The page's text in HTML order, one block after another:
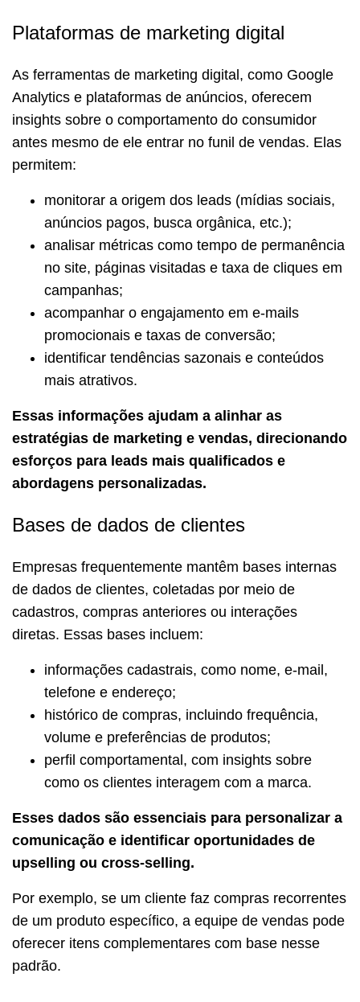
Plataformas de marketing digital
As ferramentas de marketing digital, como Google
Analytics e plataformas de anúncios, oferecem
insights sobre o comportamento do consumidor
antes mesmo de ele entrar no funil de vendas. Elas
permitem:
monitorar a origem dos leads (mídias sociais,
anúncios pagos, busca orgânica, etc.);
analisar métricas como tempo de permanência
no site, páginas visitadas e taxa de cliques em
campanhas;
acompanhar o engajamento em e-mails
promocionais e taxas de conversão;
identificar tendências sazonais e conteúdos
mais atrativos.
Essas informações ajudam a alinhar as
estratégias de marketing e vendas, direcionando
esforços para leads mais qualificados e
abordagens personalizadas.
Bases de dados de clientes
Empresas frequentemente mantêm bases internas
de dados de clientes, coletadas por meio de
cadastros, compras anteriores ou interações
diretas. Essas bases incluem:
informações cadastrais, como nome, e-mail,
telefone e endereço;
histórico de compras, incluindo frequência,
volume e preferências de produtos;
perfil comportamental, com insights sobre
como os clientes interagem com a marca.
Esses dados são essenciais para personalizar a
comunicação e identificar oportunidades de
upselling ou cross-selling.
Por exemplo, se um cliente faz compras recorrentes
de um produto específico, a equipe de vendas pode
oferecer itens complementares com base nesse
padrão.